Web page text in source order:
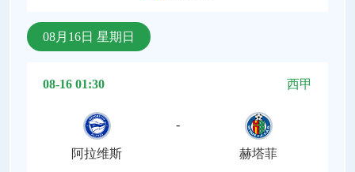
08月16日 星期日
08-16 01:30 西甲
阿拉维斯
-
赫塔菲